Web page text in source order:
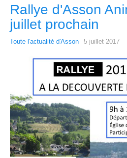
Rallye d'Asson
juillet prochain
Toute l'actualité d'Asson 5 juillet 2017